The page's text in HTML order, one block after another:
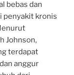
bebas dan
penyakit kronis
Johnson,
terdapat
anggur